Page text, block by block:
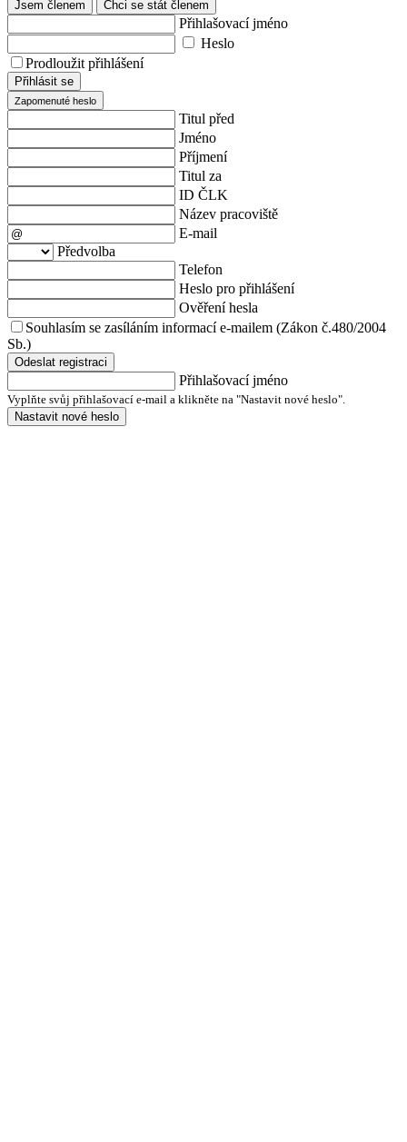
Jsem členem Chci se stát členem
Přihlašovací jméno
Heslo
Prodloužit přihlášení
Přihlásit se
Zapomenuté heslo
Titul před
Jméno
Příjmení
Titul za
ID ČLK
Název pracoviště
E-mail
Předvolba
Telefon
Heslo pro přihlášení
Ověření hesla
Souhlasím se zasíláním informací e-mailem (Zákon č.480/2004
Sb.)
Odeslat registraci
Přihlašovací jméno
Vyplňte svůj přihlašovací e-mail a klikněte na "Nastavit nové heslo".
Nastavit nové heslo